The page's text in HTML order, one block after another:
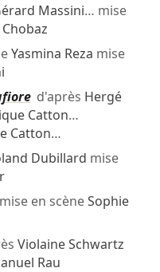
Massini… mise
Yasmina Reza mise
d'après Hergé
Catton…
Catton…
Dubillard mise
en scèneSophie
Violaine Schwartz
Rau